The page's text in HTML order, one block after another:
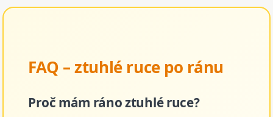
FAQ – ztuhlé ruce po ránu
Proč mám ráno ztuhlé ruce?